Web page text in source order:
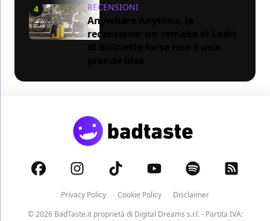
4 RECENSIONI
Anywhere Anytime, la
recensione: un remake di Ladri
Privacy Policy Cookie Policy
Disclaimer
© 2026 BadTaste.it proprietà di Digital Dreams s.r.l.- Partita IVA: